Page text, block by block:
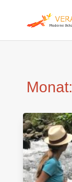
Monat: